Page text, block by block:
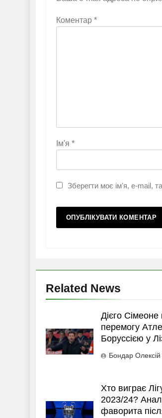
Коментар *
Ім'я *
Зберегти моє ім'я, e-mail,
Related News
Дієго
перемогу
Боруссією у
Бондар Олексій
Хто виграє
2023/24?
фаворита